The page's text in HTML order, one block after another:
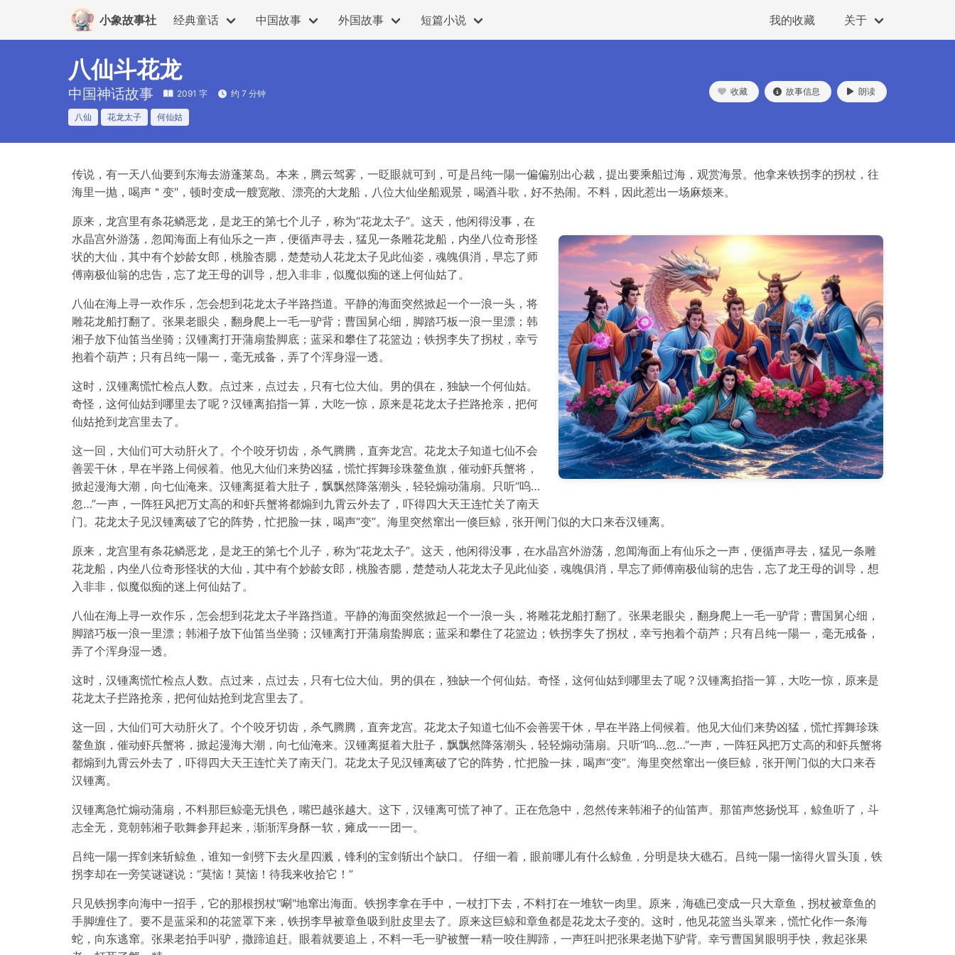
小象故事社 经典童话 中国故事 外国故事 短篇小说 我的收藏 关于
八仙斗花龙
中国神话故事 2091 字 约 7 分钟
八仙 花龙太子 何仙姑
收藏 故事信息 朗读
传说，有一天八仙要到东海去游蓬莱岛。本来，腾云驾雾，一眨眼就可到，可是吕纯一陽一偏偏别出心裁，提出要乘船过海，观赏海景。他拿来铁拐李的拐杖，往
海里一抛，喝声＂变″，顿时变成一艘宽敞、漂亮的大龙船，八位大仙坐船观景，喝酒斗歌，好不热闹。不料，因此惹出一场麻烦来。
原来，龙宫里有条花鳞恶龙，是龙王的第七个儿子，称为“花龙太子”。这天，他闲得没事，在
水晶宫外游荡，忽闻海面上有仙乐之一声，便循声寻去，猛见一条雕花龙船，内坐八位奇形怪
状的大仙，其中有个妙龄女郎，桃脸杏腮，楚楚动人花龙太子见此仙姿，魂魄俱消，早忘了师
傅南极仙翁的忠告，忘了龙王母的训导，想入非非，似魔似痴的迷上何仙姑了。
八仙在海上寻一欢作乐，怎会想到花龙太子半路挡道。平静的海面突然掀起一个一浪一头，将
雕花龙船打翻了。张果老眼尖，翻身爬上一毛一驴背；曹国舅心细，脚踏巧板一浪一里漂；韩
湘子放下仙笛当坐骑；汉锺离打开蒲扇蛰脚底；蓝采和攀住了花篮边；铁拐李失了拐杖，幸亏
抱着个葫芦；只有吕纯一陽一，毫无戒备，弄了个浑身湿一透。
这时，汉锺离慌忙检点人数。点过来，点过去，只有七位大仙。男的俱在，独缺一个何仙姑。
奇怪，这何仙姑到哪里去了呢？汉锺离掐指一算，大吃一惊，原来是花龙太子拦路抢亲，把何
仙姑抢到龙宫里去了。
这一回，大仙们可大动肝火了。个个咬牙切齿，杀气腾腾，直奔龙宫。花龙太子知道七仙不会
善罢干休，早在半路上伺候着。他见大仙们来势凶猛，慌忙挥舞珍珠鳌鱼旗，催动虾兵蟹将，
掀起漫海大潮，向七仙淹来。汉锺离挺着大肚子，飘飘然降落潮头，轻轻煽动蒲扇。只听“呜…
忽…”一声，一阵狂风把万丈高的和虾兵蟹将都煽到九霄云外去了，吓得四大天王连忙关了南天
门。花龙太子见汉锺离破了它的阵势，忙把脸一抹，喝声“变”。海里突然窜出一倏巨鲸，张开闸门似的大口来吞汉锺离。
原来，龙宫里有条花鳞恶龙，是龙王的第七个儿子，称为“花龙太子”。这天，他闲得没事，在水晶宫外游荡，忽闻海面上有仙乐之一声，便循声寻去，猛见一条雕
花龙船，内坐八位奇形怪状的大仙，其中有个妙龄女郎，桃脸杏腮，楚楚动人花龙太子见此仙姿，魂魄俱消，早忘了师傅南极仙翁的忠告，忘了龙王母的训导，想
入非非，似魔似痴的迷上何仙姑了。
八仙在海上寻一欢作乐，怎会想到花龙太子半路挡道。平静的海面突然掀起一个一浪一头，将雕花龙船打翻了。张果老眼尖，翻身爬上一毛一驴背；曹国舅心细，
脚踏巧板一浪一里漂；韩湘子放下仙笛当坐骑；汉锺离打开蒲扇蛰脚底；蓝采和攀住了花篮边；铁拐李失了拐杖，幸亏抱着个葫芦；只有吕纯一陽一，毫无戒备，
弄了个浑身湿一透。
这时，汉锺离慌忙检点人数。点过来，点过去，只有七位大仙。男的俱在，独缺一个何仙姑。奇怪，这何仙姑到哪里去了呢？汉锺离掐指一算，大吃一惊，原来是
花龙太子拦路抢亲，把何仙姑抢到龙宫里去了。
这一回，大仙们可大动肝火了。个个咬牙切齿，杀气腾腾，直奔龙宫。花龙太子知道七仙不会善罢干休，早在半路上伺候着。他见大仙们来势凶猛，慌忙挥舞珍珠
鳌鱼旗，催动虾兵蟹将，掀起漫海大潮，向七仙淹来。汉锺离挺着大肚子，飘飘然降落潮头，轻轻煽动蒲扇。只听“呜…忽…”一声，一阵狂风把万丈高的和虾兵蟹将
都煽到九霄云外去了，吓得四大天王连忙关了南天门。花龙太子见汉锺离破了它的阵势，忙把脸一抹，喝声“变”。海里突然窜出一倏巨鲸，张开闸门似的大口来吞
汉锺离。
汉锺离急忙煽动蒲扇，不料那巨鲸毫无惧色，嘴巴越张越大。这下，汉锺离可慌了神了。正在危急中，忽然传来韩湘子的仙笛声。那笛声悠扬悦耳，鲸鱼听了，斗
志全无，竟朝韩湘子歌舞参拜起来，渐渐浑身酥一软，瘫成一一团一。
吕纯一陽一挥剑来斩鲸鱼，谁知一剑劈下去火星四溅，锋利的宝剑斩出个缺口。 仔细一着，眼前哪儿有什么鲸鱼，分明是块大礁石。吕纯一陽一恼得火冒头顶，铁
拐李却在一旁笑谜谜说：“莫恼！莫恼！待我来收拾它！”
只见铁拐李向海中一招手，它的那根拐杖"唰"地窜出海面。铁拐李拿在手中，一杖打下去，不料打在一堆软一肉里。原来，海礁已变成一只大章鱼，拐杖被章鱼的
手脚缠住了。要不是蓝采和的花篮罩下来，铁拐李早被章鱼吸到肚皮里去了。原来这巨鲸和章鱼都是花龙太子变的。这时，他见花篮当头罩来，慌忙化作一条海
蛇，向东逃窜。张果老拍手叫驴，撒蹄追赶。眼着就要追上，不料一毛一驴被蟹一精一咬住脚蹄，一声狂叫把张果老抛下驴背。幸亏曹国舅眼明手快，救起张果